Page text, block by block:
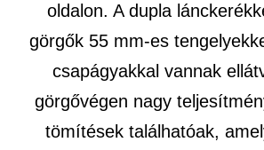
oldalon. A dupla
görgők 55 mm-es
csapágyakkal vannak
görgővégen nagy
tömítések találhatóak,